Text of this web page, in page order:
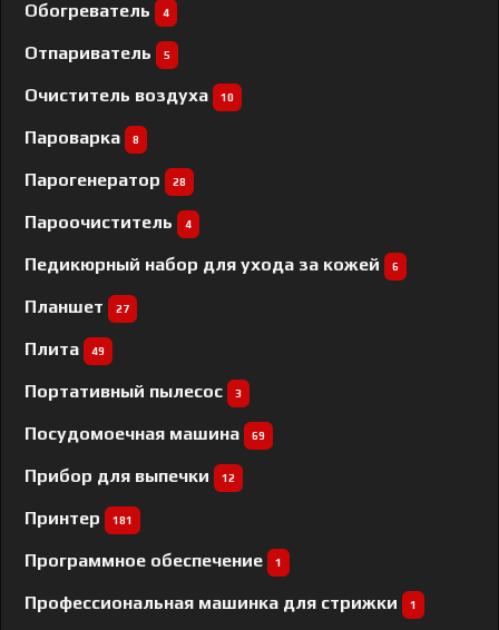
Обогреватель 4
Отпариватель 5
Очиститель воздуха 10
Пароварка 8
Парогенератор 28
Пароочиститель 4
Педикюрный набор для ухода за кожей 6
Планшет 27
Плита 49
Портативный пылесос 3
Посудомоечная машина 69
Прибор для выпечки 12
Принтер 181
Программное обеспечение 1
Профессиональная машинка для стрижки 1